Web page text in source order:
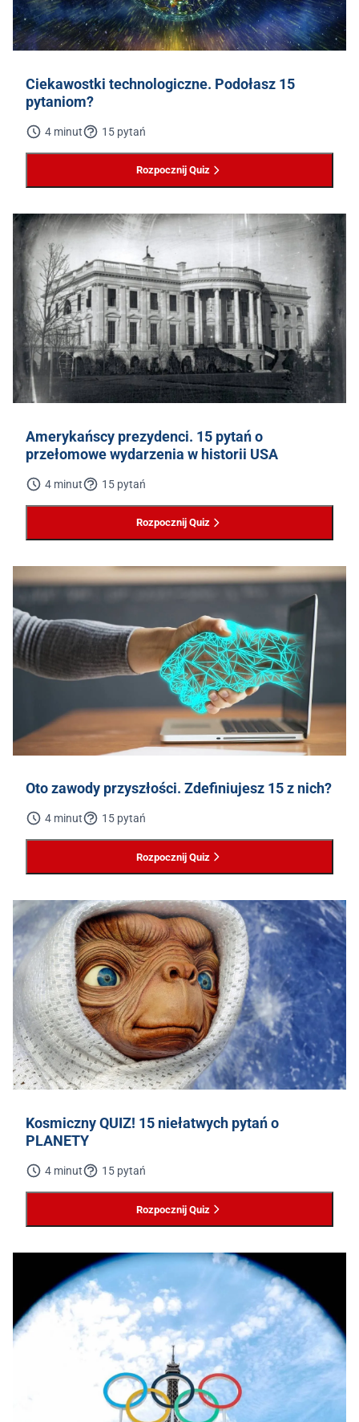
Ciekawostki technologiczne. Podołasz 15
pytaniom?
4 minut 15 pytań
Rozpocznij Quiz
Amerykańscy prezydenci. 15 pytań o
przełomowe wydarzenia w historii USA
4 minut 15 pytań
Rozpocznij Quiz
Oto zawody przyszłości. Zdefiniujesz 15 z nich?
4 minut 15 pytań
Rozpocznij Quiz
Kosmiczny QUIZ! 15 niełatwych pytań o
PLANETY
4 minut 15 pytań
Rozpocznij Quiz